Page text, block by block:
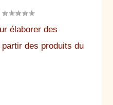
|
élaborer des
des produits du